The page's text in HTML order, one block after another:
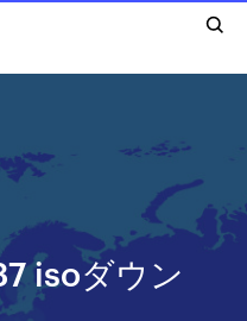
isoダウン